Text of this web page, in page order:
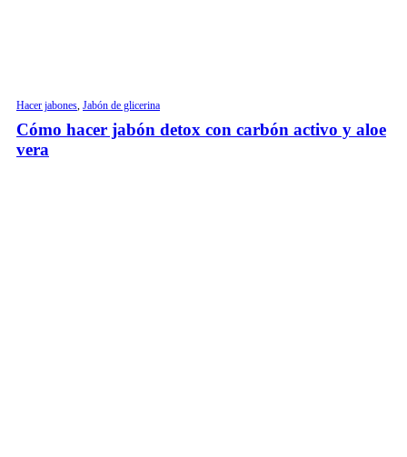
Hacer jabones, Jabón de glicerina
Cómo hacer jabón detox con carbón activo y aloe
vera